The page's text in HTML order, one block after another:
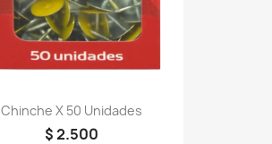
Chinche X 50 Unidades
$ 2.500